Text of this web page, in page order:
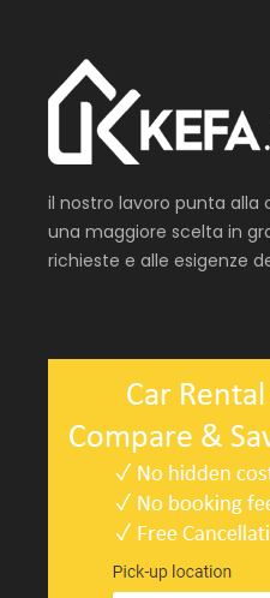
il nostro lavoro punta alla
una maggiore scelta in
richieste e alle esigenze